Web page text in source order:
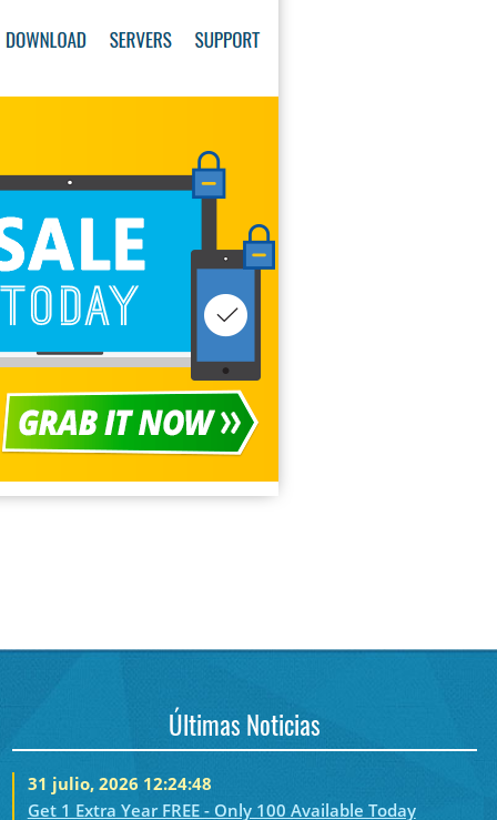
Últimas Noticias
31 julio, 2026 12:24:48
Get 1 Extra Year FREE - Only 100 Available Today